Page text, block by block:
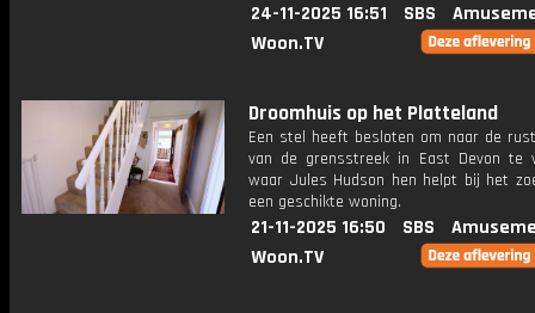
24-11-2025 16:51 SBS
Woon.TV
Droomhuis op het Platteland
Een stel heeft besloten om naar de
van de grensstreek in East Devon te
waar Jules Hudson hen helpt bij het
een geschikte woning.
21-11-2025 16:50 SBS
Woon.TV